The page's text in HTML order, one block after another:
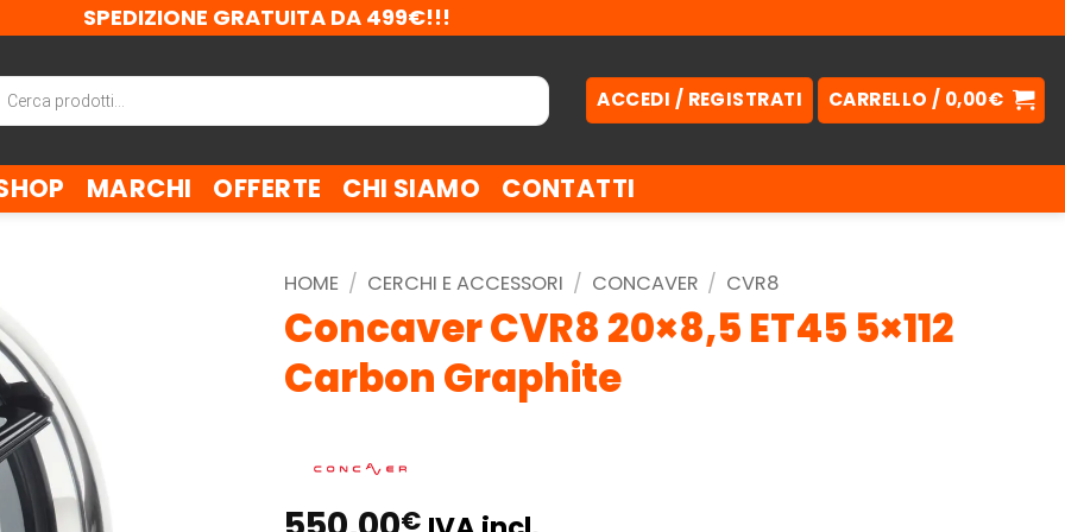
SPEDIZIONE GRATUITA DA 499€!!!
ACCEDI / REGISTRATI CARRELLO / 0,00€
MARCHI OFFERTE CHI SIAMO CONTATTI
HOME / CERCHI E ACCESSORI / CONCAVER / CVR8
Concaver CVR8 20×8,5 ET45 5×112
Carbon Graphite
€